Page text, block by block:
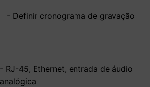
- Definir cronograma de gravação
- RJ-45, Ethernet, entrada de áudio
analógica